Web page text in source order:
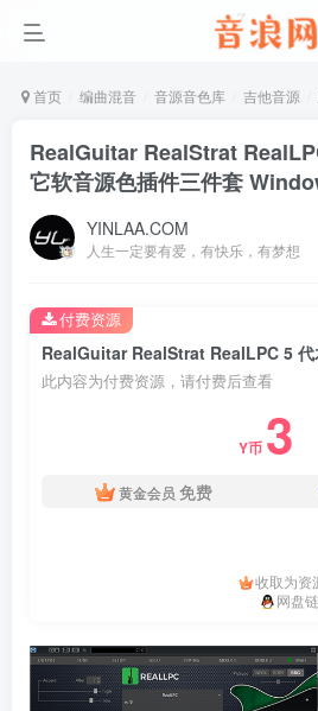
首页 编曲混音 音源音色库 吉他音源
RealGuitar RealStrat
它软音源色插件三件套
YINLAA.COM
人生一定要有爱，有快乐，有梦想
此内容为付费资源，请付费后查看
Y币 3
黄金会员 免费
收取为资
网盘
付费资源